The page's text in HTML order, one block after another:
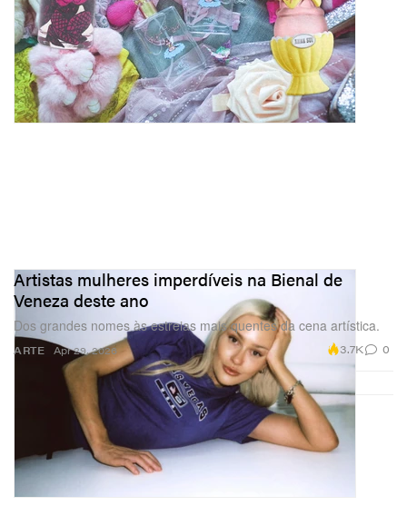
ARTE
Artistas mulheres imperdíveis na Bienal de
Veneza deste ano
Dos grandes nomes às estreias mais quentes da cena artística.
Apr 29, 2026 3.7K 0